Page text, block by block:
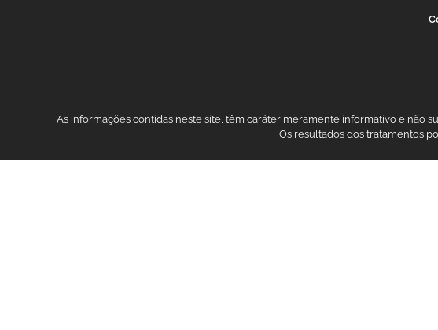
As informações contidas neste site, têm caráter meramente informativo e não
Os resultados dos tratamentos